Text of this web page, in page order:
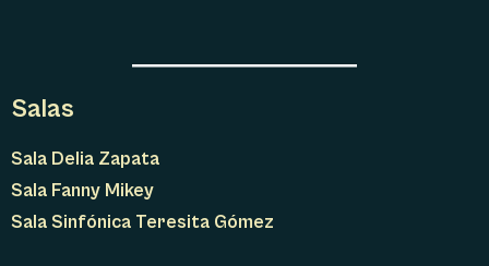
Salas
Sala Delia Zapata
Sala Fanny Mikey
Sala Sinfónica Teresita Gómez